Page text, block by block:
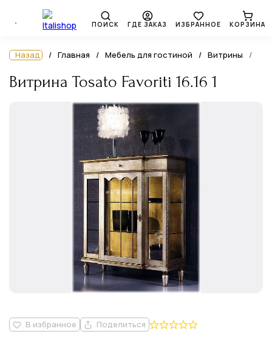
ПОИСК ГДЕ ЗАКАЗ ИЗБРАННОЕ КОРЗИНА
Назад Главная Мебель для гостиной Витрины
Витрина Tosato Favoriti 16.16 1
В избранное Поделиться